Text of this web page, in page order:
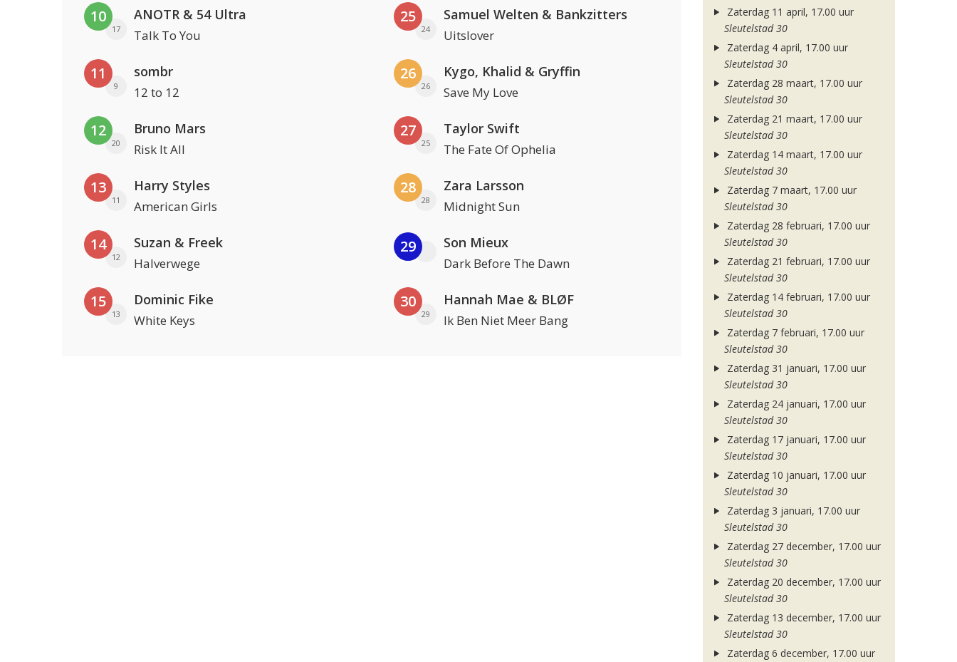
10
17
ANOTR & 54 Ultra
Talk To You
11
9
sombr
12 to 12
12
20
Bruno Mars
Risk It All
13
11
Harry Styles
American Girls
14
12
Suzan & Freek
Halverwege
15
13
Dominic Fike
White Keys
25
24
Samuel Welten & Bankzitters
Uitslover
26
26
Kygo, Khalid & Gryffin
Save My Love
27
25
Taylor Swift
The Fate Of Ophelia
28
28
Zara Larsson
Midnight Sun
29 Son Mieux
Dark Before The Dawn
30
29
Hannah Mae & BLØF
Ik Ben Niet Meer Bang
Zaterdag 11 april, 17.00 uur
Sleutelstad 30
Zaterdag 4 april, 17.00 uur
Sleutelstad 30
Zaterdag 28 maart, 17.00 uur
Sleutelstad 30
Zaterdag 21 maart, 17.00 uur
Sleutelstad 30
Zaterdag 14 maart, 17.00 uur
Sleutelstad 30
Zaterdag 7 maart, 17.00 uur
Sleutelstad 30
Zaterdag 28 februari, 17.00 uur
Sleutelstad 30
Zaterdag 21 februari, 17.00 uur
Sleutelstad 30
Zaterdag 14 februari, 17.00 uur
Sleutelstad 30
Zaterdag 7 februari, 17.00 uur
Sleutelstad 30
Zaterdag 31 januari, 17.00 uur
Sleutelstad 30
Zaterdag 24 januari, 17.00 uur
Sleutelstad 30
Zaterdag 17 januari, 17.00 uur
Sleutelstad 30
Zaterdag 10 januari, 17.00 uur
Sleutelstad 30
Zaterdag 3 januari, 17.00 uur
Sleutelstad 30
Zaterdag 27 december, 17.00 uur
Sleutelstad 30
Zaterdag 20 december, 17.00 uur
Sleutelstad 30
Zaterdag 13 december, 17.00 uur
Sleutelstad 30
Zaterdag 6 december, 17.00 uur